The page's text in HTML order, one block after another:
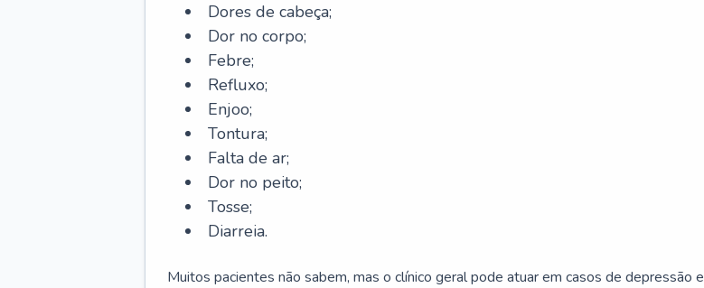
Dores de cabeça;
Dor no corpo;
Febre;
Refluxo;
Enjoo;
Tontura;
Falta de ar;
Dor no peito;
Tosse;
Diarreia.
Muitos pacientes não sabem, mas o clínico geral pode atuar em casos de depressão e